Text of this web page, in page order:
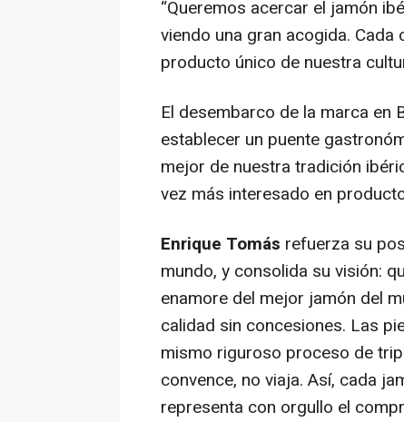
“Queremos acercar el jamón
viendo una gran acogida.
producto único de nuestra
El desembarco de la marca en
establecer un puente
mejor de nuestra tradición
vez más interesado en
Enrique Tomás refuerza su
mundo, y consolida su visión:
enamore del mejor jamón del
calidad sin concesiones. Las
mismo riguroso proceso de
convence, no viaja. Así, cada
representa con orgullo el